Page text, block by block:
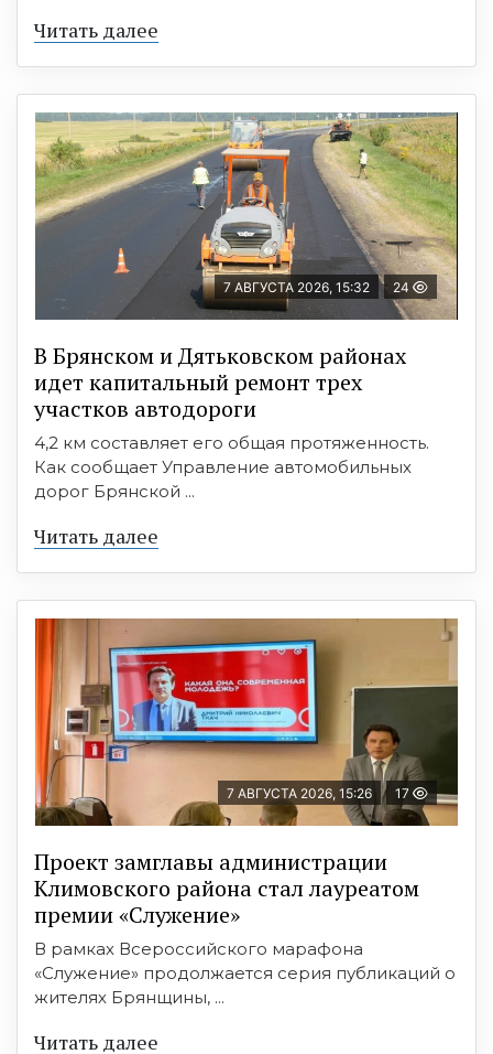
Читать далее
7 АВГУСТА 2026, 15:32 24
В Брянском и Дятьковском районах
идет капитальный ремонт трех
участков автодороги
4,2 км составляет его общая протяженность.
Как сообщает Управление автомобильных
дорог Брянской ...
Читать далее
7 АВГУСТА 2026, 15:26 17
Проект замглавы администрации
Климовского района стал лауреатом
премии «Служение»
В рамках Всероссийского марафона
«Служение» продолжается серия публикаций о
жителях Брянщины, ...
Читать далее